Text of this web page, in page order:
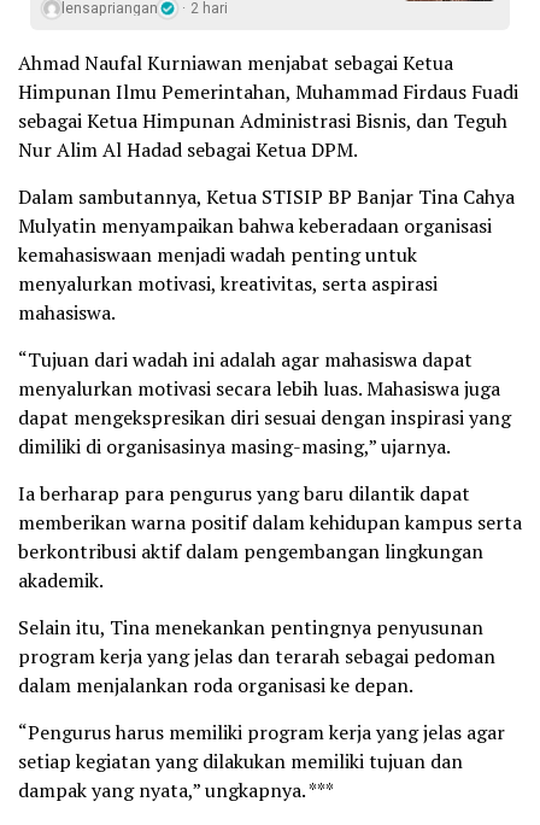
lensapriangan 2 hari
Ahmad Naufal Kurniawan menjabat sebagai Ketua
Himpunan Ilmu Pemerintahan, Muhammad Firdaus Fuadi
sebagai Ketua Himpunan Administrasi Bisnis, dan Teguh
Nur Alim Al Hadad sebagai Ketua DPM.
Dalam sambutannya, Ketua STISIP BP Banjar Tina Cahya
Mulyatin menyampaikan bahwa keberadaan organisasi
kemahasiswaan menjadi wadah penting untuk
menyalurkan motivasi, kreativitas, serta aspirasi
mahasiswa.
“Tujuan dari wadah ini adalah agar mahasiswa dapat
menyalurkan motivasi secara lebih luas. Mahasiswa juga
dapat mengekspresikan diri sesuai dengan inspirasi yang
dimiliki di organisasinya masing-masing,” ujarnya.
Ia berharap para pengurus yang baru dilantik dapat
memberikan warna positif dalam kehidupan kampus serta
berkontribusi aktif dalam pengembangan lingkungan
akademik.
Selain itu, Tina menekankan pentingnya penyusunan
program kerja yang jelas dan terarah sebagai pedoman
dalam menjalankan roda organisasi ke depan.
“Pengurus harus memiliki program kerja yang jelas agar
setiap kegiatan yang dilakukan memiliki tujuan dan
dampak yang nyata,” ungkapnya. ***